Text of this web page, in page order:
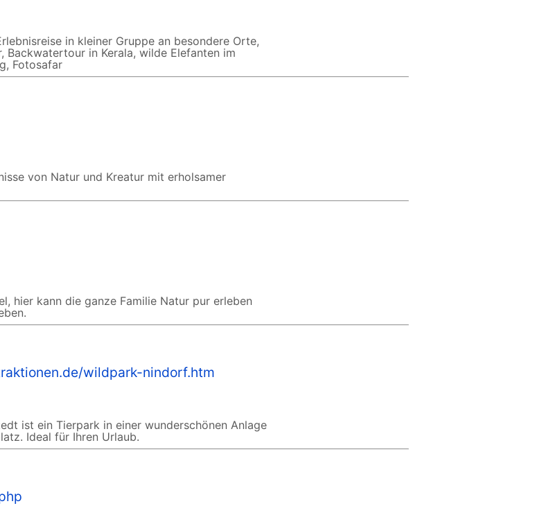
in kleiner Gruppe an besondere Orte,
Backwatertour in Kerala, wilde Elefanten im
Fotosafar
von Natur und Kreatur mit erholsamer
hier kann die ganze Familie Natur pur erleben
wildpark-nindorf.htm
ist ein Tierpark in einer wunderschönen Anlage
Ideal für Ihren Urlaub.